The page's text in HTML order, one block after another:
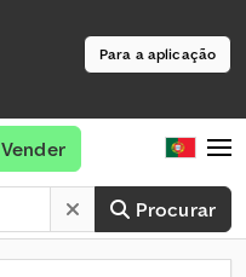
Para a aplicação
Procurar
Vender